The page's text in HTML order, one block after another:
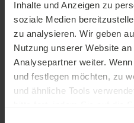
Inhalte und Anzeigen zu
soziale Medien
zu analysieren. Wir geben
Nutzung unserer Website
Analysepartner weiter.
und festlegen möchten, zu
und ähnliche Tools
SALZWASSER
Spa Zentrum